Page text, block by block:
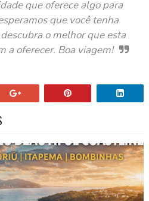
que oferece algo para
que você tenha
o melhor que esta
a oferecer. Boa viagem!